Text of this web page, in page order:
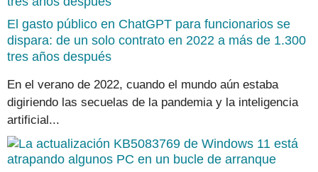
El gasto público en ChatGPT para funcionarios se
dispara: de un solo contrato en 2022 a más de 1.300
tres años después
En el verano de 2022, cuando el mundo aún estaba
digiriendo las secuelas de la pandemia y la inteligencia
artificial...